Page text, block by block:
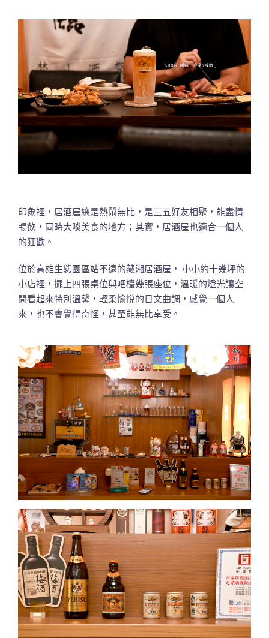
印象裡，居酒屋總是熱鬧無比，是三五好友相聚，能盡情
暢飲，同時大啖美食的地方；其實，居酒屋也適合一個人
的狂歡。
位於高雄生態園區站不遠的藏湘居酒屋， 小小約十幾坪的
小店裡，擺上四張桌位與吧檯幾張座位，溫暖的燈光讓空
間看起來特別溫馨，輕柔愉悅的日文曲調，感覺一個人
來，也不會覺得奇怪，甚至能無比享受。